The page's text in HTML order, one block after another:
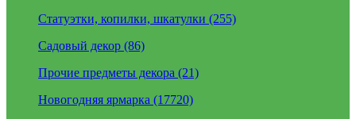
Статуэтки, копилки, шкатулки (255)
Садовый декор (86)
Прочие предметы декора (21)
Новогодняя ярмарка (17720)